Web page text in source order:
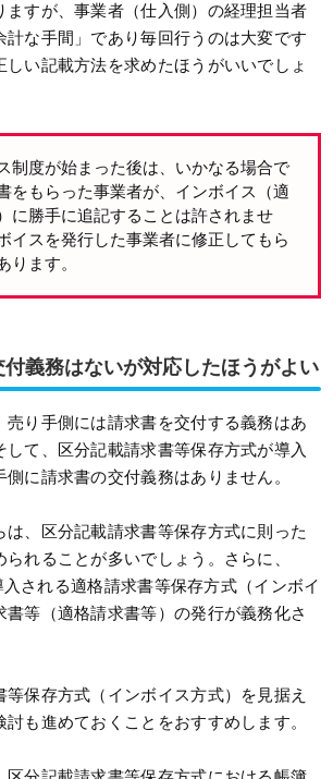
ますが、事業者（仕入側）の経理担当者
計な手間」であり毎回行うのは大変です
い記載方法を求めたほうがいいでしょ
制度が始まった後は、いかなる場合で
をもらった事業者が、インボイス（適
に勝手に追記することは許されませ
イスを発行した事業者に修正してもら
ります。
付義務はないが対応したほうがよい
売り手側には請求書を交付する義務はあ
して、区分記載請求書等保存方式が導入
に請求書の交付義務はありません。
は、区分記載請求書等保存方式に則った
れることが多いでしょう。さらに、
される適格請求書等保存方式（インボイ
書等（適格請求書等）の発行が義務化さ
等保存方式（インボイス方式）を見据え
も進めておくことをおすすめします。